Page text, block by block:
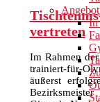
In
vertreten
Im Rahmen
trainiert-für-
äußerst